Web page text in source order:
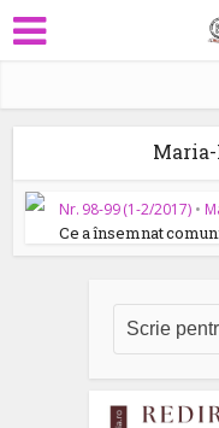
Nr. 98-99 (1-2/2017) •
Ce a însemnat